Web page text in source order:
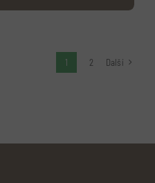
1 2 Další